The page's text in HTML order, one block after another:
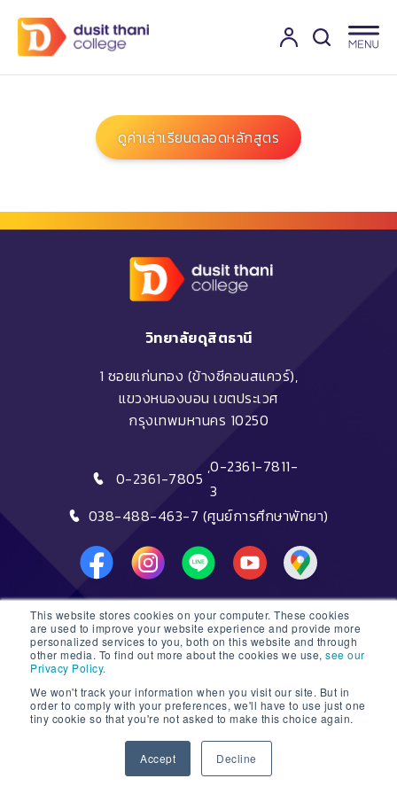
This website stores cookies on your computer. These cookies
are used to improve your website experience and provide more
personalized services to you, both on this website and through
other media. To find out more about the cookies we use, see our
Privacy Policy.
We won't track your information when you visit our site. But in
order to comply with your preferences, we'll have to use just one
tiny cookie so that you're not asked to make this choice again.
Accept Decline
ดูค่าเล่าเรียนตลอดหลักสูตร
วิทยาลัยดุสิตธานี
1 ซอยแก่นทอง (ข้างซีคอนสแควร์),
แขวงหนองบอน เขตประเวศ
กรุงเทพมหานคร 10250
0-2361-7805
,0-2361-7811-
3
038-488-463-7 (ศูนย์การศึกษาพัทยา)
DTC HOTLINE
FAQs
ติดต่อฝ่ายรับสมัครหลักสูตรระยะสั้น
ติดต่อฝ่ายรับสมัครหลักสูตรปริญญา
© 2026 Dusit Thani College |